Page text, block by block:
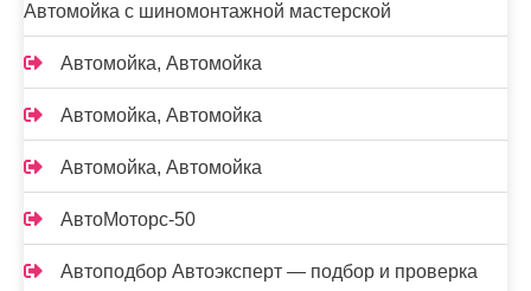
Автомойка с шиномонтажной мастерской
Автомойка, Автомойка
Автомойка, Автомойка
Автомойка, Автомойка
АвтоМоторс-50
Автоподбор Автоэксперт — подбор и проверка